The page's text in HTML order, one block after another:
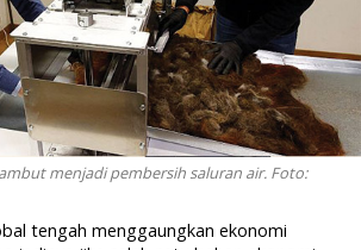
menjadi pembersih saluran air. Foto:
tengah menggaungkan ekonomi